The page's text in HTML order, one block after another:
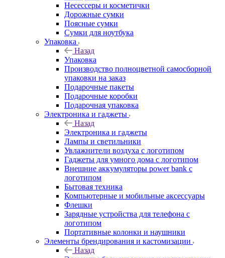
Несессеры и косметички
Дорожные сумки
Поясные сумки
Сумки для ноутбука
Упаковка
Назад
Упаковка
Производство полноцветной самосборной
упаковки на заказ
Подарочные пакеты
Подарочные коробки
Подарочная упаковка
Электроника и гаджеты
Назад
Электроника и гаджеты
Лампы и светильники
Увлажнители воздуха с логотипом
Гаджеты для умного дома с логотипом
Внешние аккумуляторы power bank с
логотипом
Бытовая техника
Компьютерные и мобильные аксессуары
Флешки
Зарядные устройства для телефона с
логотипом
Портативные колонки и наушники
Элементы брендирования и кастомизации
Назад